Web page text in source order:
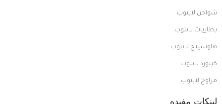
شواحن لابتوب
بطاريات لابتوب
هاوسينج لابتوب
كيبورد لابتوب
مراوح لابتوب
لينكات مفيده